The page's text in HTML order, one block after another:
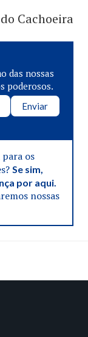
Cachoeira
das nossas
poderosos.
Enviar
os
Se sim,
por aqui.
nossas